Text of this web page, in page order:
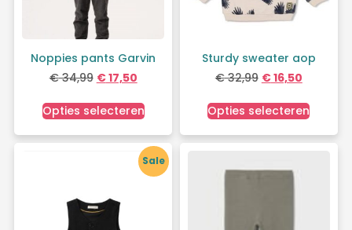
Noppies pants Garvin
€34,99 €17,50
Opties selecteren
Sturdy sweater aop
€32,99 €16,50
Opties selecteren
Sale